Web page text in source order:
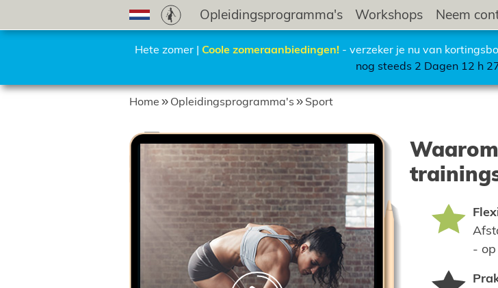
Opleidingsprogramma's Workshops Neem
Hete zomer | Coole zomeraanbiedingen!- verzeker je nu van
nog steeds 2 Dagen 12 h
Home Opleidingsprogramma's Sport
Waarom
-